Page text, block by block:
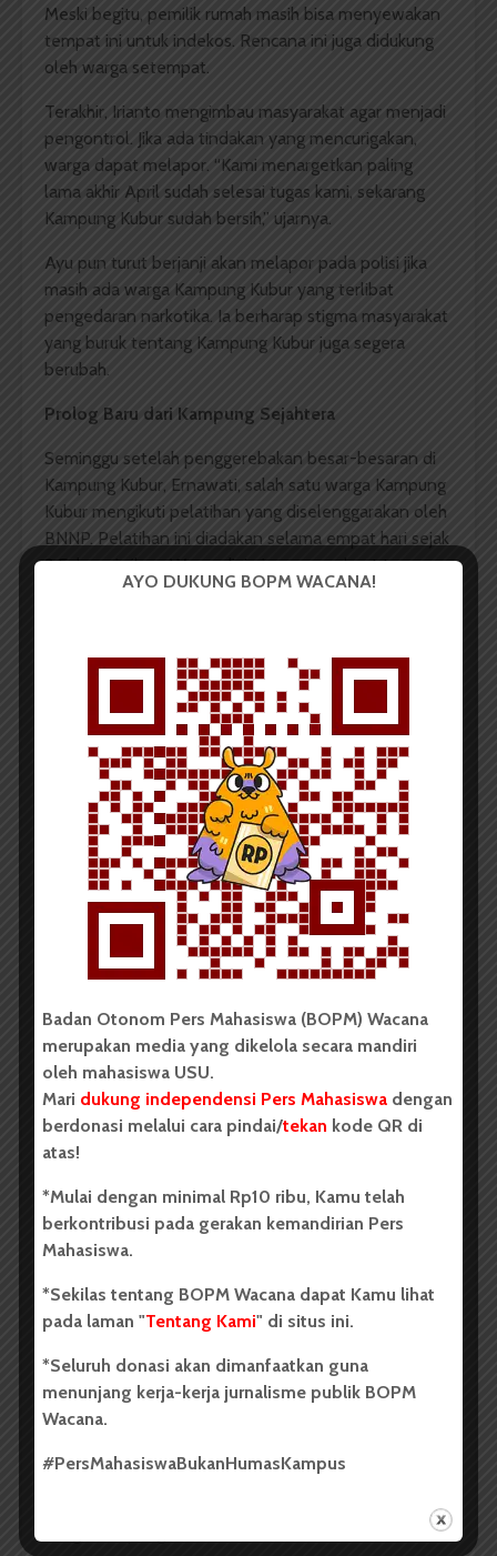
Meski begitu, pemilik rumah masih bisa menyewakan
tempat ini untuk indekos. Rencana ini juga didukung
oleh warga setempat.
Terakhir, Irianto mengimbau masyarakat agar menjadi
pengontrol. Jika ada tindakan yang mencurigakan,
warga dapat melapor. “Kami menargetkan paling
lama akhir April sudah selesai tugas kami, sekarang
Kampung Kubur sudah bersih,” ujarnya.
Ayu pun turut berjanji akan melapor pada polisi jika
masih ada warga Kampung Kubur yang terlibat
pengedaran narkotika. Ia berharap stigma masyarakat
yang buruk tentang Kampung Kubur juga segera
berubah.
Prolog Baru dari Kampung Sejahtera
Seminggu setelah penggerebakan besar-besaran di
Kampung Kubur, Ernawati, salah satu warga Kampung
Kubur mengikuti pelatihan yang diselenggarakan oleh
BNNP. Pelatihan ini diadakan selama empat hari sejak
3 Februari silam. Warga diajari cara membuat tempe,
mulai dari pemilihan bahan hingga pengolahan tempe.
kelas tata boga yang difasilitasi oleh kelurahan
Petisah Tengah bekerja sama dengan Dinas
Ketahanan Pangan Kota Medan. Pelatihan ini
diadakan selama tujuh hari di aula kelurahan.
Meski hanya mengikuti selama satu hari, Ernawati
dibekali cara membuat kue basah dan kue kering.
Setiap harinya, kelas ini diikuti oleh warga yang
berbeda. Ada juga pelatihan membuat telur asin dan
prakarya dari koran bekas yang bernilai jual.
Ia merasakan manfaatnya. “Cukup membantu dan
memuaskan masyarakat,” ujarnya. Banyak materi yang
untuk menyejahterakan masyarakat Kampung Kubur
agar tak lagi berjualan narkotika.
Magdalena Sirait, Kepala Bidang Pencegahan dan
Masyarkat BNNP Sumut mengatakan pelatihan
tersebut merupakan tahap awal untuk mengubah
mengikuti pelatihan juga diberikan peralatan
membuat kue seperti kompor, timbangan, dan uang
sebesar Rp200.000. Usaha ini tak hanya dilakukan
Medan dan kepolisian.
modal kewirausahaan, kepolisian juga turut serta
membantu warga Kampung Kubur. Selepas
penggerebekan Januari lalu, Kepala Polresta Medan,
BNNP, dan Pemerintah Kota Medan sepakat
mengubah nama Kampung Kubur menjadi Kampung
AYO DUKUNG BOPM WACANA!
Badan Otonom Pers Mahasiswa (BOPM) Wacana
merupakan media yang dikelola secara mandiri
oleh mahasiswa USU.
Mari dukung independensi Pers Mahasiswa dengan
berdonasi melalui cara pindai/tekan kode QR di
atas!
*Mulai dengan minimal Rp10 ribu, Kamu telah
berkontribusi pada gerakan kemandirian Pers
Mahasiswa.
*Sekilas tentang BOPM Wacana dapat Kamu lihat
pada laman "Tentang Kami" di situs ini.
*Seluruh donasi akan dimanfaatkan guna
menunjang kerja-kerja jurnalisme publik BOPM
Wacana.
#PersMahasiswaBukanHumasKampus